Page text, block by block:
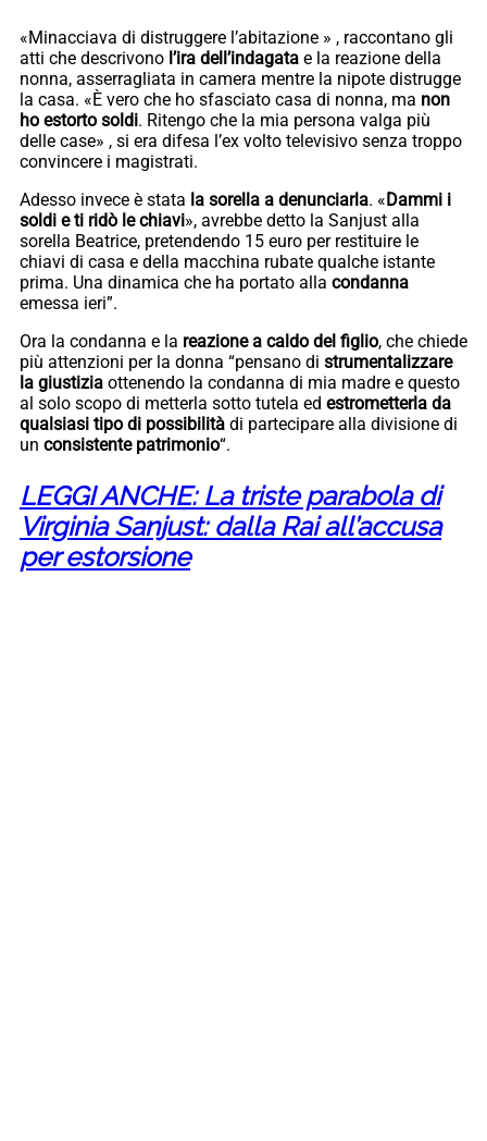
«Minacciava di distruggere l’abitazione » , raccontano gli
atti che descrivono l’ira dell’indagata e la reazione della
nonna, asserragliata in camera mentre la nipote distrugge
la casa. «È vero che ho sfasciato casa di nonna, ma non
ho estorto soldi. Ritengo che la mia persona valga più
delle case» , si era difesa l’ex volto televisivo senza troppo
convincere i magistrati.
Adesso invece è stata la sorella a denunciarla. «Dammi i
soldi e ti ridò le chiavi», avrebbe detto la Sanjust alla
sorella Beatrice, pretendendo 15 euro per restituire le
chiavi di casa e della macchina rubate qualche istante
prima. Una dinamica che ha portato alla condanna
emessa ieri”.
Ora la condanna e la reazione a caldo del figlio, che chiede
più attenzioni per la donna “pensano di strumentalizzare
la giustizia ottenendo la condanna di mia madre e questo
al solo scopo di metterla sotto tutela ed estrometterla da
qualsiasi tipo di possibilità di partecipare alla divisione di
un consistente patrimonio“.
LEGGI ANCHE: La triste parabola di
Virginia Sanjust: dalla Rai all’accusa
per estorsione